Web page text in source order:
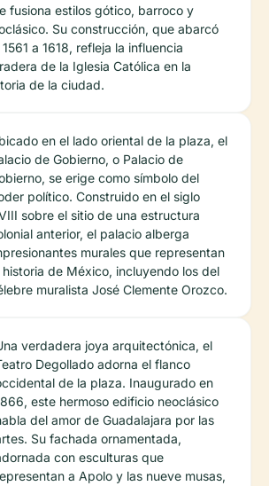
fusiona estilos gótico, barroco y
Su construcción, que abarcó
a 1618, refleja la influencia
de la Iglesia Católica en la
de la ciudad.
en el lado oriental de la plaza, el
de Gobierno, o Palacio de
se erige como símbolo del
político. Construido en el siglo
sobre el sitio de una estructura
anterior, el palacio alberga
murales que representan
historia de México, incluyendo los del
muralista José Clemente Orozco.
verdadera joya arquitectónica, el
Degollado adorna el flanco
de la plaza. Inaugurado en
este hermoso edificio neoclásico
del amor de Guadalajara por las
Su fachada ornamentada,
con esculturas que
a Apolo y las nueve musas,